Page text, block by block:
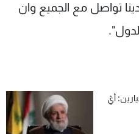
تواصل مع الجميع وان
أيّ